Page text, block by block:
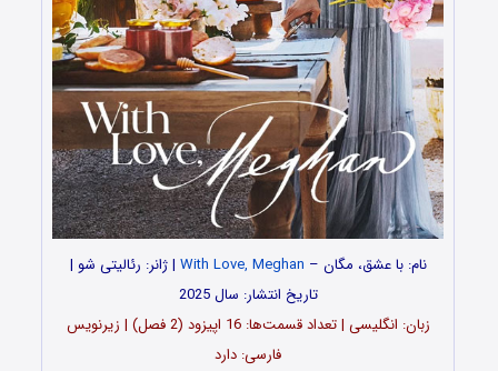
نام: با عشق، مگان – With Love, Meghan | ژانر: رئالیتی‌ شو |
تاریخ انتشار: سال 2025
زبان: انگلیسی | تعداد قسمت‌‌‌‌ها: 16 اپیزود (2 فصل) | زیرنویس
فارسی: دارد